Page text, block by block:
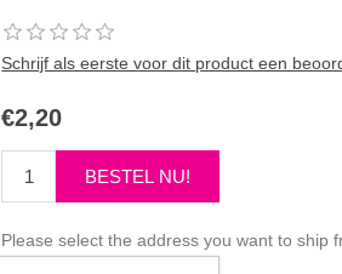
Schrijf als eerste voor dit product een
€2,20
Please select the address you want to ship